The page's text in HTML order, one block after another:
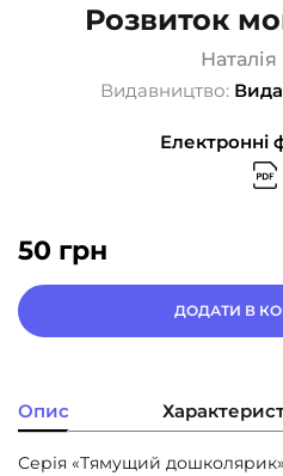
Розвиток
Видавництво:
Електронні
50 грн
ДОДАТИ В
Опис
Серія «Тямущий